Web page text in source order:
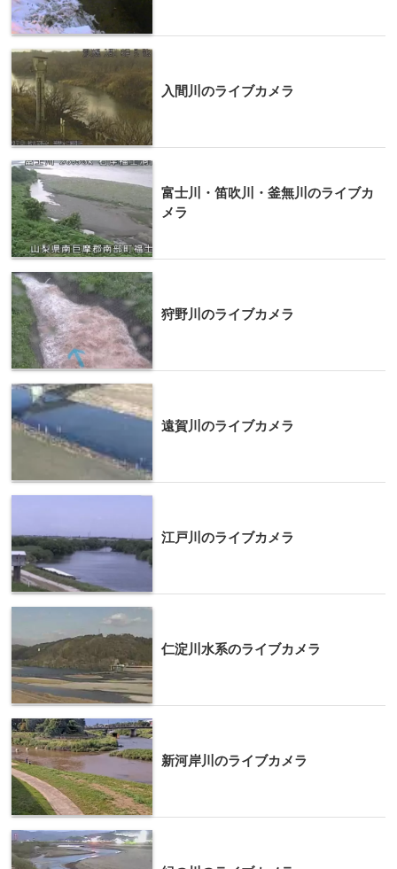
入間川のライブカメラ
富士川・笛吹川・釜無川のライブカ
メラ
狩野川のライブカメラ
遠賀川のライブカメラ
江戸川のライブカメラ
仁淀川水系のライブカメラ
新河岸川のライブカメラ